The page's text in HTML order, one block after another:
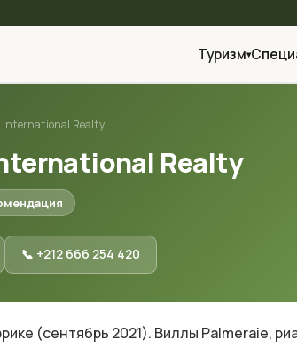
Туризм▾
International Realty
Realty
📞 +212 666 254 420
(сентябрь 2021). Виллы Palmeraie,